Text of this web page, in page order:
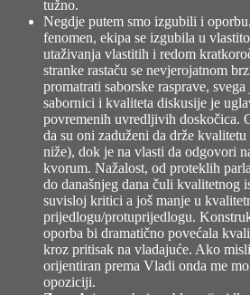
tužno.
Negdje putem smo izgubili i
fenomen, ekipa se izgubila u
utaživanja vlastitih i redom
stranke rastaču se nevjerojatnom
promatrati saborske rasprave,
sabornici i kvaliteta diskusije je
povremenih uvredljivih doskočica.
da su oni zaduženi da drže kvalitetu
niže), dok je na vlasti da odgovori
kvorum. Nažalost, od proteklih
do današnjeg dana čuli kvalitetnog
suvisloj kritici a još manje u
prijedlogu/protuprijedlogu.
oporba bi dramatično povećala
kroz pritisak na vladajuće. Ako
orijentiran prema Vladi onda me
opoziciji.